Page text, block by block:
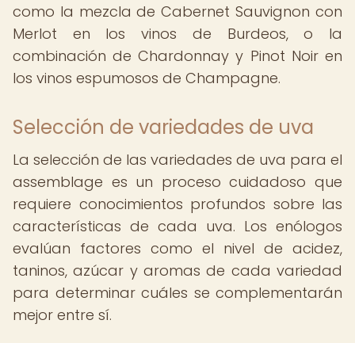
como la mezcla de Cabernet Sauvignon con
Merlot en los vinos de Burdeos, o la
combinación de Chardonnay y Pinot Noir en
los vinos espumosos de Champagne.
Selección de variedades de uva
La selección de las variedades de uva para el
assemblage es un proceso cuidadoso que
requiere conocimientos profundos sobre las
características de cada uva. Los enólogos
evalúan factores como el nivel de acidez,
taninos, azúcar y aromas de cada variedad
para determinar cuáles se complementarán
mejor entre sí.